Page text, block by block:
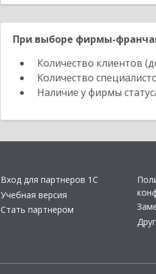
При выборе фирмы-
Количество клиентов
Количество
Наличие у фирмы
Вход для партнеров 1С
Учебная версия
Стать партнером